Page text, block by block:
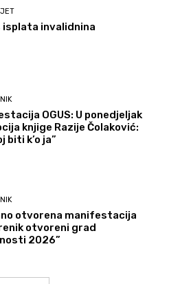
isplata invalidnina
OGUS: U ponedjeljak
knjige Razije Čolaković:
biti k’o ja”
otvorena manifestacija
otvoreni grad
2026”